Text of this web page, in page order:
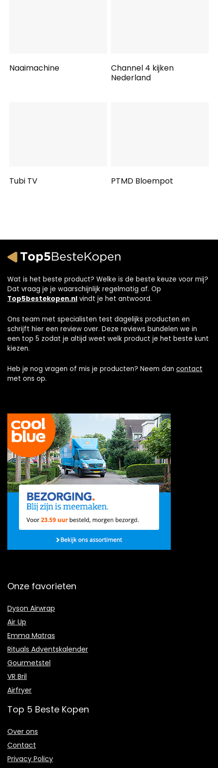
Naaimachine
Channel 4 kijken
Nederland
Tubi TV PTMD Bloempot
Wat is het beste product? Welke is de beste keuze voor mij?
Dat vraag je je waarschijnlijk regelmatig af. Op
Top5bestekopen.nl vindt je het antwoord.
Ons team met specialisten test dagelijks producten en
schrijft hier een review over. Deze reviews bundelen we in
een top 5 zodat je altijd weet welk product je het beste kunt
kiezen.
Heb je nog vragen of mis je producten? Neem dan contact
met ons op.
Onze favorieten
Dyson Airwrap
Air Up
Emma Matras
Rituals Adventskalender
Gourmetstel
VR Bril
Airfryer
Top 5 Beste Kopen
Over ons
Contact
Privacy Policy